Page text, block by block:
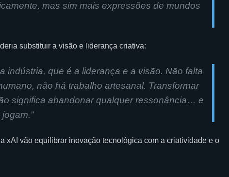
mas sim mais expressões de mundos
substituir a visão e liderança criativa:
indústria, que é a liderança e a visão. Não falta
não há trabalho artesanal. Transformar
significa abandonar qualquer ressonância… e
.”
xAI vão equilibrar inovação tecnológica com a criatividade e o